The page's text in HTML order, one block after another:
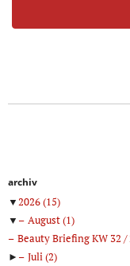
archiv
▼2026(15)
▼
August(1)
Beauty Briefing KW 32
►
Juli(2)